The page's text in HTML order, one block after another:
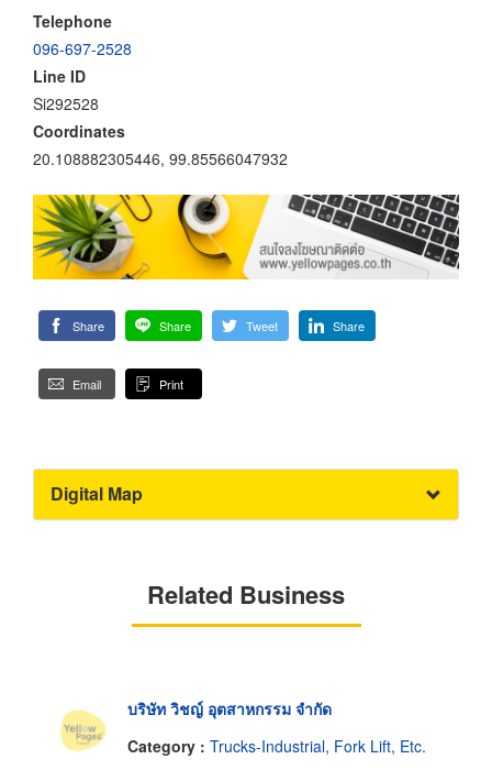
Telephone
096-697-2528
Line ID
Si292528
Coordinates
20.108882305446, 99.85566047932
Share Share Tweet Share
Email Print
Digital Map
Related Business
บริษัท วิชญ์ อุตสาหกรรม จำกัด
Category : Trucks-Industrial, Fork Lift, Etc.